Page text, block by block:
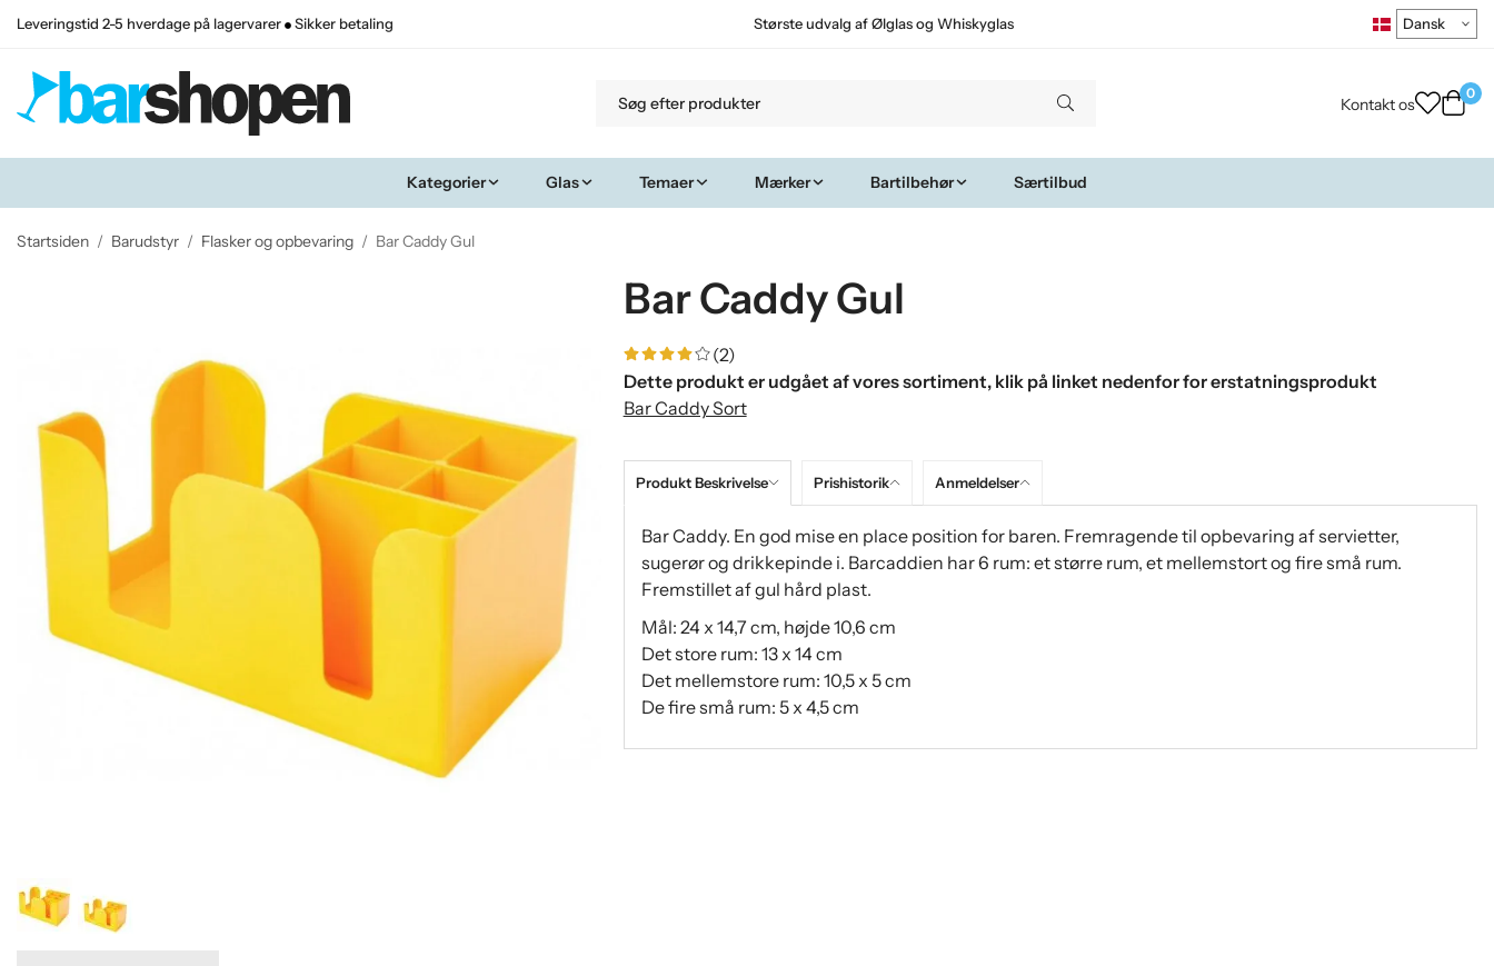
Leveringstid 2-5 hverdage på lagervarer Sikker betaling Største udvalg af Ølglas og Whiskyglas
Kontakt os
0
Kategorier Glas Temaer Mærker Bartilbehør Særtilbud
Startsiden / Barudstyr / Flasker og opbevaring / Bar Caddy Gul
Bar Caddy Gul
(2)
Dette produkt er udgået af vores sortiment, klik på linket nedenfor for erstatningsprodukt
Bar Caddy Sort
Produkt Beskrivelse Prishistorik Anmeldelser
Bar Caddy. En god mise en place position for baren. Fremragende til opbevaring af servietter,
sugerør og drikkepinde i. Barcaddien har 6 rum: et større rum, et mellemstort og fire små rum.
Fremstillet af gul hård plast.
Mål: 24 x 14,7 cm, højde 10,6 cm
Det store rum: 13 x 14 cm
Det mellemstore rum: 10,5 x 5 cm
De fire små rum: 5 x 4,5 cm